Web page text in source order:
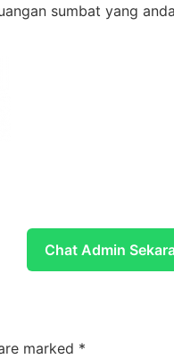
sumbat yang
Chat Admin
marked *